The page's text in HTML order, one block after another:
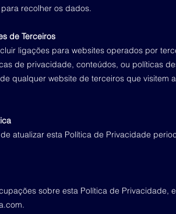
recolher os dados.
de Terceiros
ligações para websites operados por
de privacidade, conteúdos, ou políticas
qualquer website de terceiros que visitem
atualizar esta Política de Privacidade
sobre esta Política de Privacidade,
.